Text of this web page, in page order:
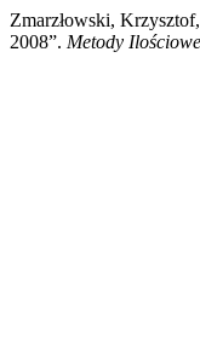
Zmarzłowski,
2008”. Metody